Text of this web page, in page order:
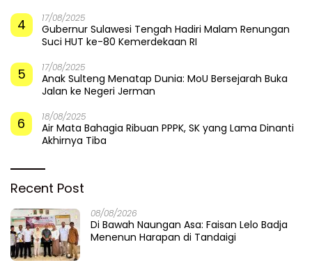
4 17/08/2025
Gubernur Sulawesi Tengah Hadiri Malam Renungan
Suci HUT ke-80 Kemerdekaan RI
5 17/08/2025
Anak Sulteng Menatap Dunia: MoU Bersejarah Buka
Jalan ke Negeri Jerman
6 18/08/2025
Air Mata Bahagia Ribuan PPPK, SK yang Lama Dinanti
Akhirnya Tiba
Recent Post
08/08/2026
Di Bawah Naungan Asa: Faisan Lelo Badja
Menenun Harapan di Tandaigi